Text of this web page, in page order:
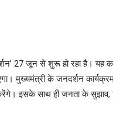
27 जून से शुरू हो रहा है। यह
मुख्यमंत्री के जनदर्शन
इसके साथ ही जनता के